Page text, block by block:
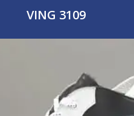
VING 3109